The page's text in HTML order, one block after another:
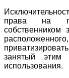
права на
собственником
занятый
использования.